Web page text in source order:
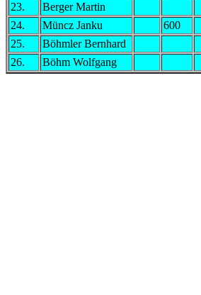
23.
Berger Martin
24.
Müncz Janku 600
25.
Böhmler Bernhard
26.
Böhm Wolfgang